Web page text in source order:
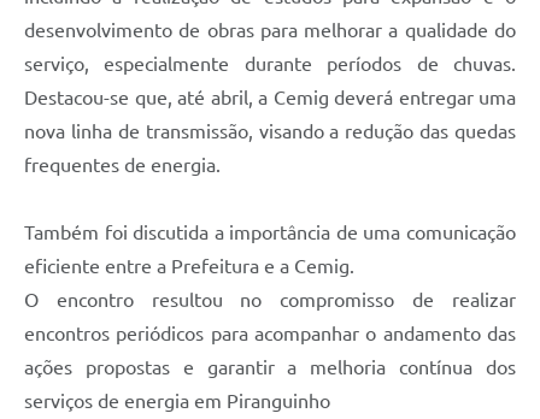
desenvolvimento de obras para melhorar a qualidade do
serviço, especialmente durante períodos de chuvas.
Destacou-se que, até abril, a Cemig deverá entregar uma
nova linha de transmissão, visando a redução das quedas
frequentes de energia.
Também foi discutida a importância de uma comunicação
eficiente entre a Prefeitura e a Cemig.
O encontro resultou no compromisso de realizar
encontros periódicos para acompanhar o andamento das
ações propostas e garantir a melhoria contínua dos
serviços de energia em Piranguinho